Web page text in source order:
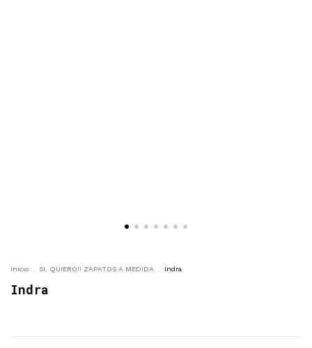
Inicio SI, QUIERO!! ZAPATOS A MEDIDA Indra
Indra